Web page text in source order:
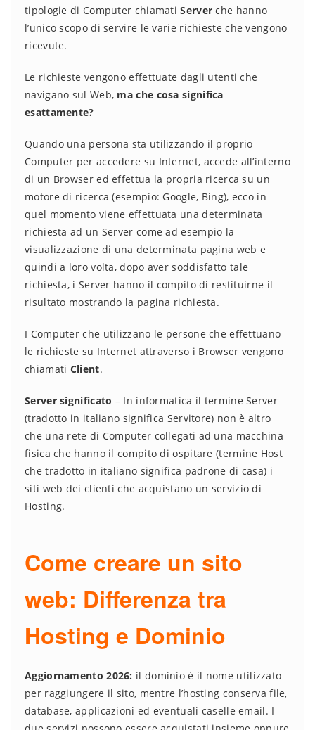
tipologie di Computer chiamatiServer che hanno
l’unico scopo di servire le varie richieste che vengono
ricevute.
Le richieste vengono effettuate dagli utenti che
navigano sul Web, ma che cosa significa
esattamente?
Quando una persona sta utilizzando il proprio
Computer per accedere su Internet, accede all’interno
di un Browser ed effettua la propria ricerca su un
motore di ricerca (esempio: Google, Bing), ecco in
quel momento viene effettuata una determinata
richiesta ad un Server come ad esempio la
visualizzazione di una determinata pagina web e
quindi a loro volta, dopo aver soddisfatto tale
richiesta, i Server hanno il compito di restituirne il
risultato mostrando la pagina richiesta.
I Computer che utilizzano le persone che effettuano
le richieste su Internet attraverso i Browser vengono
chiamati Client.
Server significato – In informatica il termine Server
(tradotto in italiano significa Servitore) non è altro
che una rete di Computer collegati ad una macchina
fisica che hanno il compito di ospitare (termine Host
che tradotto in italiano significa padrone di casa) i
siti web dei clienti che acquistano un servizio di
Hosting.
Come creare un sito
web: Differenza tra
Hosting e Dominio
Aggiornamento 2026: il dominio è il nome utilizzato
per raggiungere il sito, mentre l’hosting conserva file,
database, applicazioni ed eventuali caselle email. I